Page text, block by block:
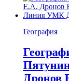
География
Дронов